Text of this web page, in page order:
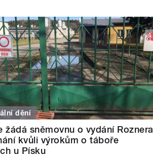
dění
žádá sněmovnu o vydání Roznera
kvůli výrokům o táboře
u Písku